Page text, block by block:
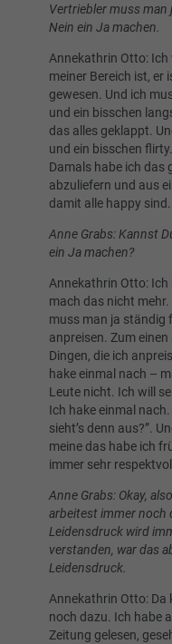
Vertriebler muss man
Nein ein Ja machen.
Annekathrin Otto: Ich
meiner Bereich ist, er
gewesen. Und ich
und ein bisschen
das alles geklappt.
und ein bisschen
Damals habe ich das
abzuliefern und aus
damit alle happy sind.
Anne Grabs: Kannst
ein Ja machen?
Annekathrin Otto: Ich
mach das nicht
muss man ja ständig
anpreisen. Zum
Dingen, die ich
hake einmal nach –
Leute nicht. Ich will
Ich hake einmal
sieht’s denn aus?”.
meine das habe ich
immer sehr
Anne Grabs: Okay,
arbeitest immer noch
Leidensdruck wird
verstanden, war das
Leidensdruck.
Annekathrin Otto: Da
noch dazu. Ich habe
Zeitung gelesen,